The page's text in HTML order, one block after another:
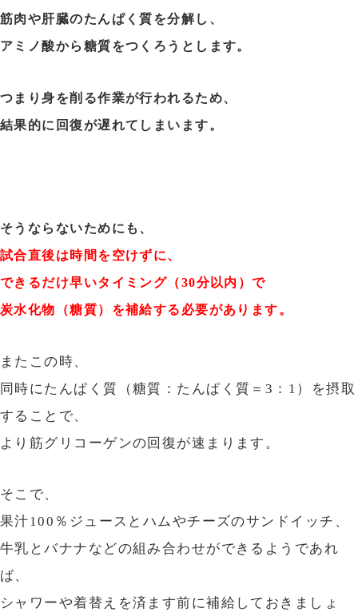
筋肉や肝臓のたんぱく質を分解し、
アミノ酸から糖質をつくろうとします。
つまり身を削る作業が行われるため、
結果的に回復が遅れてしまいます。
そうならないためにも、
試合直後は時間を空けずに、
できるだけ早いタイミング（30分以内）で
炭水化物（糖質）を補給する必要があります。
またこの時、
同時にたんぱく質（糖質：たんぱく質＝3：1）を摂取
することで、
より筋グリコーゲンの回復が速まります。
そこで、
果汁100％ジュースとハムやチーズのサンドイッチ、
牛乳とバナナなどの組み合わせができるようであれ
ば、
シャワーや着替えを済ます前に補給しておきましょ